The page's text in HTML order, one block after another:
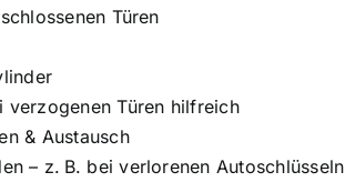
Türen
verzogenen Türen hilfreich
& Austausch
– z. B. bei verlorenen Autoschlüsseln